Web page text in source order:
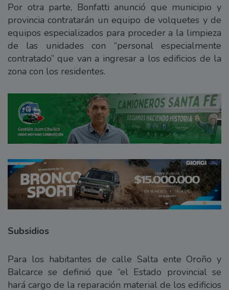
Por otra parte, Bonfatti anunció que municipio y
provincia contratarán un equipo de volquetes y de
equipos especializados para proceder a la limpieza
de las unidades con “personal especialmente
contratado” que van a ingresar a los edificios de la
zona con los residentes.
Subsidios
Para los habitantes de calle Salta ente Oroño y
Balcarce se definió que “el Estado provincial se
hará cargo de la reparación material de los edificios